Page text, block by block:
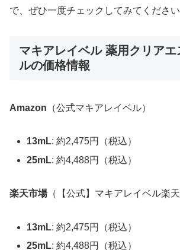
で、ぜひ一度チェックしてみてください
マキアレイベル 薬用クリアエ
ルの価格情報
Amazon （公式マキアレイベル）
13mL: 約2,475円（税込）
25mL: 約4,488円（税込）
楽天市場（【公式】マキアレイベル楽天
13mL: 約2,475円（税込）
25mL: 約4,488円（税込）